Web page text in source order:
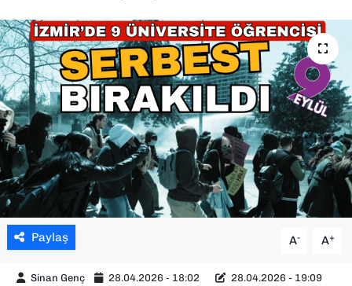
Paylaş A- A+
Sinan Genç 28.04.2026 - 18:02 28.04.2026 - 19:09
SPOR
TEKNOLOJİ
YAŞAM
YEREL YÖNETİMLER